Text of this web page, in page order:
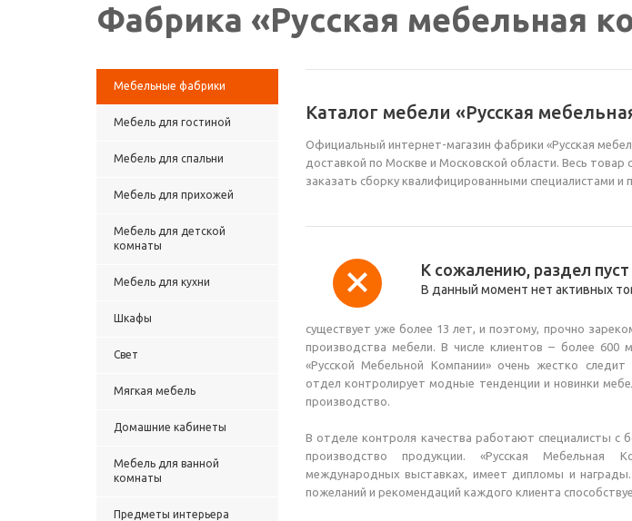
Фабрика «Русская мебельная
Мебельные фабрики
Мебель для гостиной
Мебель для спальни
Мебель для прихожей
Мебель для детской
комнаты
Мебель для кухни
Шкафы
Свет
Мягкая мебель
Домашние кабинеты
Мебель для ванной
комнаты
Предметы интерьера
Каталог мебели «Русская
Официальный интернет-магазин фабрики «Русская
доставкой по Москве и Московской области. Весь
заказать сборку квалифицированными специалистами и
К сожалению, раздел пуст
В данный момент нет активных
существует уже более 13 лет, и поэтому, прочно
производства мебели. В числе клиентов – более 600
«Русской Мебельной Компании» очень жестко
отдел контролирует модные тенденции и новинки
производство.
В отделе контроля качества работают специалисты с
производство продукции. «Русская Мебельная
международных выставках, имеет дипломы и
пожеланий и рекомендаций каждого клиента